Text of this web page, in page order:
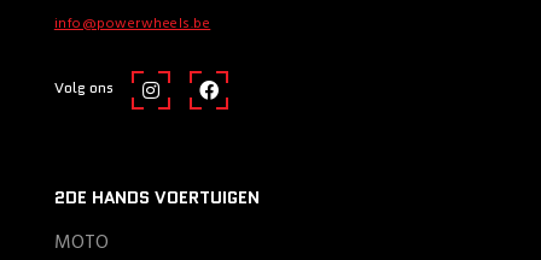
info@powerwheels.be
Volg ons
2DE HANDS VOERTUIGEN
MOTO